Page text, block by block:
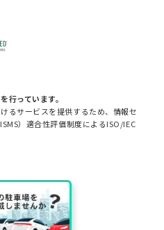
行っています。
るサービスを提供するため、情報セ
）適合性評価制度によるISO/IEC